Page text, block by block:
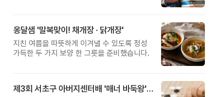
옹달샘 '말복맞이! 채개장 · 닭개장'
지친 여름을 따뜻하게 이겨낼 수 있도록 정성
가득한 두 가지 보양 한 그릇을 준비했습니다.
제3회 서초구 아버지센터배 '매너 바둑왕' 대회